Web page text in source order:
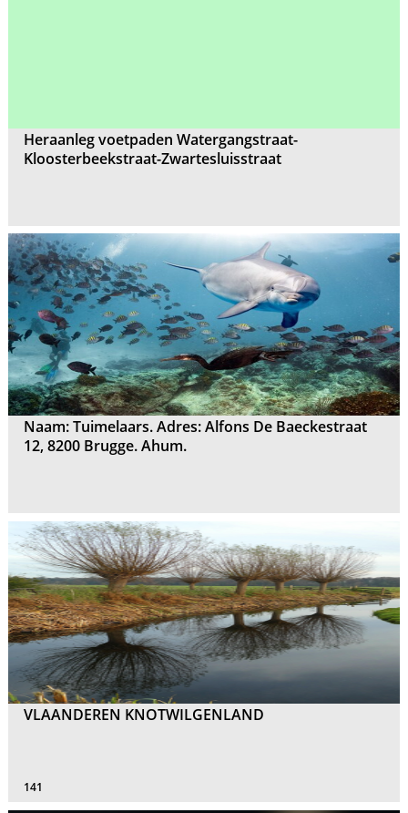
Heraanleg voetpaden Watergangstraat-
Kloosterbeekstraat-Zwartesluisstraat
Naam: Tuimelaars. Adres: Alfons De Baeckestraat
12, 8200 Brugge. Ahum.
VLAANDEREN KNOTWILGENLAND
141